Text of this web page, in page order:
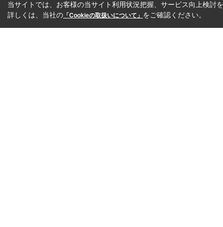
当サイトでは、お客様の当サイト利用状況把握、サービス向上検討
詳しくは、当社の 「Cookieの取扱いについて」 をご確認ください。